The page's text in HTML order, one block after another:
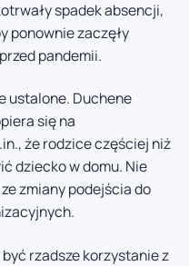
spadek absencji,
ponownie zaczęły
pandemii.
ustalone. Duchene
się na
że rodzice częściej niż
dziecko w domu. Nie
zmiany podejścia do
rzadsze korzystanie z